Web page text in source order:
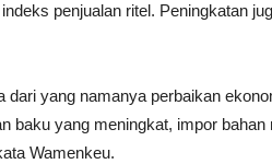
penjualan ritel. Peningkatan
dari yang namanya perbaikan
baku yang meningkat, impor
Wamenkeu.